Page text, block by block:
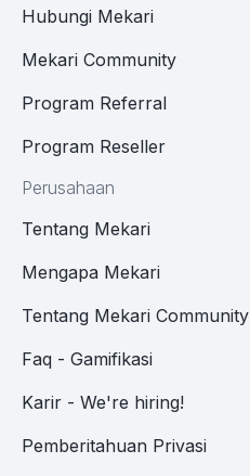
Hubungi Mekari
Mekari Community
Program Referral
Program Reseller
Perusahaan
Tentang Mekari
Mengapa Mekari
Tentang Mekari Community
Faq - Gamifikasi
Karir - We're hiring!
Pemberitahuan Privasi